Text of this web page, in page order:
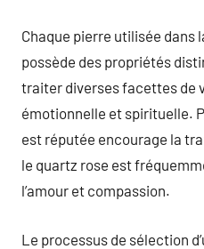
Chaque pierre utilisée dans
possède des propriétés
traiter diverses facettes de
émotionnelle et spirituelle.
est réputée encourage la
le quartz rose est
l’amour et compassion.
Le processus de sélection